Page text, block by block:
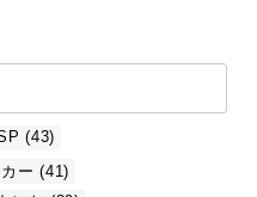
(43)
ー (41)